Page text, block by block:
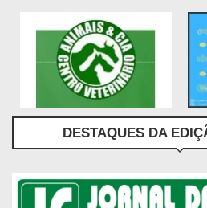
DESTAQUES DA